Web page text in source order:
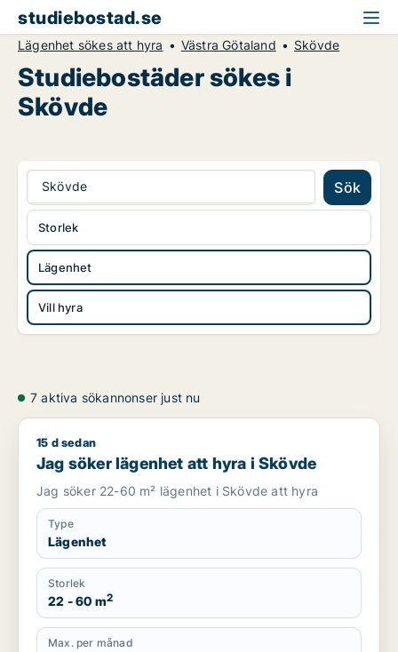
studiebostad.se
Lägenhet sökes att hyra Västra Götaland Skövde
Studiebostäder sökes i
Skövde
Skövde Sök
Lägenhet
Vill hyra
Storlek
7 aktiva sökannonser just nu
Jag söker lägenhet att hyra i Skövde
15 d sedan
Jag söker lägenhet att hyra i Skövde
Jag söker 22-60 m² lägenhet i Skövde att hyra
Type
Lägenhet
Storlek
22 - 60 m2
Max. per månad